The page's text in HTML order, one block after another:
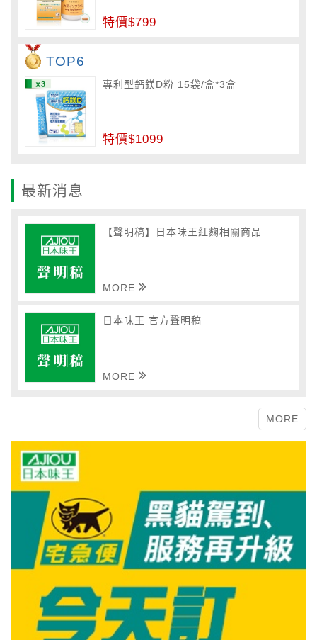
特價$799
TOP6
專利型鈣鎂D粉 15袋/盒*3盒
特價$1099
最新消息
【聲明稿】日本味王紅麴相關商品
MORE
日本味王 官方聲明稿
MORE
MORE